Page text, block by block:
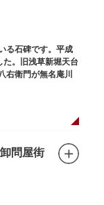
る案内板や説明版
る石碑です。平成
。旧浅草新堀天台
右衛門が無名庵川
問屋街